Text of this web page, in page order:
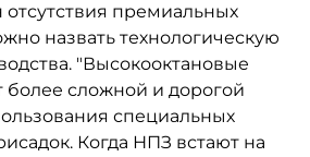
премиальных
назвать технологическую
"Высокооктановые
сложной и дорогой
специальных
Когда НПЗ встают на